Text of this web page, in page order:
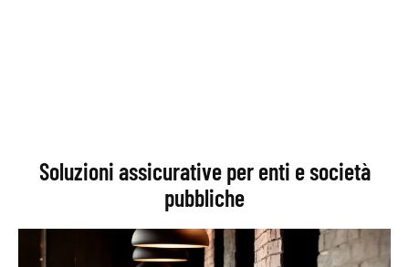
Soluzioni assicurative per enti e società
pubbliche